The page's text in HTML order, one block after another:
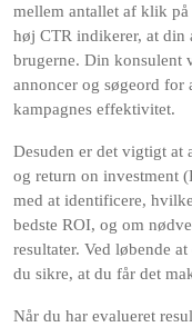
mellem antallet af klik
høj CTR indikerer, at din
brugerne. Din konsulent
annoncer og søgeord for
kampagnes effektivitet.
Desuden er det vigtigt at
og return on investment
med at identificere,
bedste ROI, og om
resultater. Ved løbende
du sikre, at du får det
Når du har evalueret